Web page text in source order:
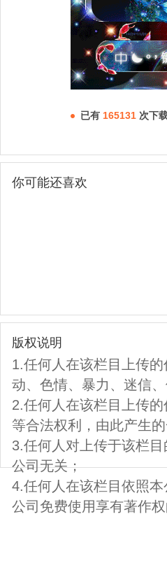
已有 165131 次下
你可能还喜欢
版权说明
1.任何人在该栏目上传
动、色情、暴力、迷信
2.任何人在该栏目上传
等合法权利，由此产生
3.任何人对上传于该栏
公司无关；
4.任何人在该栏目依照
公司免费使用享有著作